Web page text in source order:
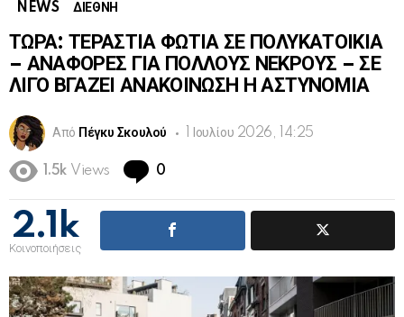
NEWS ΔΙΕΘΝΗ
ΤΩΡΑ: ΤΕΡΑΣΤΙΑ ΦΩΤΙΑ ΣΕ ΠΟΛΥΚΑΤΟΙΚΙΑ
– ΑΝΑΦΟΡΕΣ ΓΙΑ ΠΟΛΛΟΥΣ ΝΕΚΡΟΥΣ – ΣΕ
ΛΙΓΟ ΒΓΑΖΕΙ ΑΝΑΚΟΙΝΩΣΗ Η ΑΣΤΥΝΟΜΙΑ
Από Πέγκυ Σκουλού 1 Ιουλίου 2026, 14:25
1.5k Views 0
2.1k
Κοινοποιήσεις